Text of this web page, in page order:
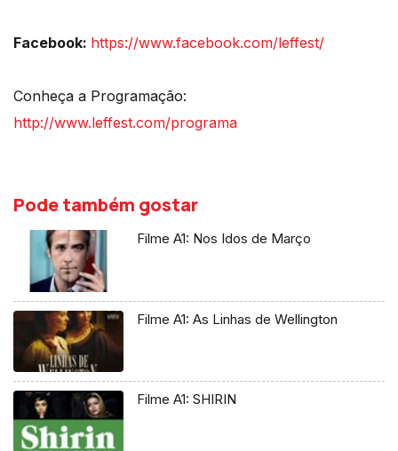
Facebook: https://www.facebook.com/leffest/
Conheça a Programação:
http://www.leffest.com/programa
Pode também gostar
Filme A1: Nos Idos de Março
Filme A1: As Linhas de Wellington
Filme A1: SHIRIN